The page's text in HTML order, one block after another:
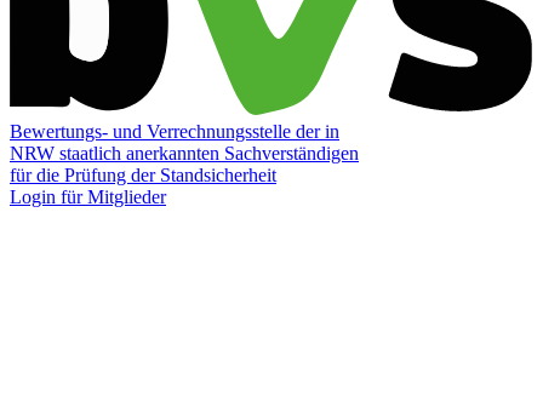
Bewertungs- und Verrechnungsstelle der in
NRW staatlich anerkannten Sachverständigen
für die Prüfung der Standsicherheit
Login für Mitglieder